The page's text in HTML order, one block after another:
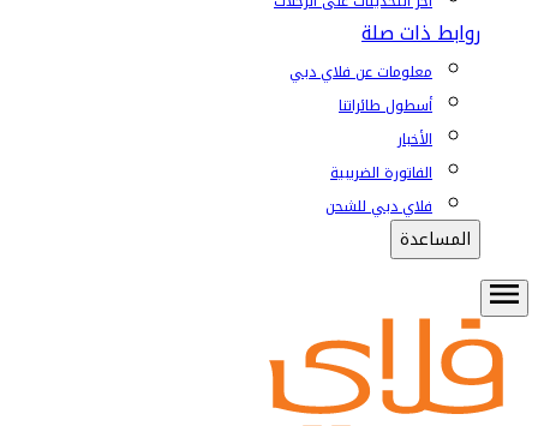
روابط ذات صلة
معلومات عن فلاي دبي
أسطول طائراتنا
الأخبار
الفاتورة الضريبية
فلاي دبي للشحن
المساعدة